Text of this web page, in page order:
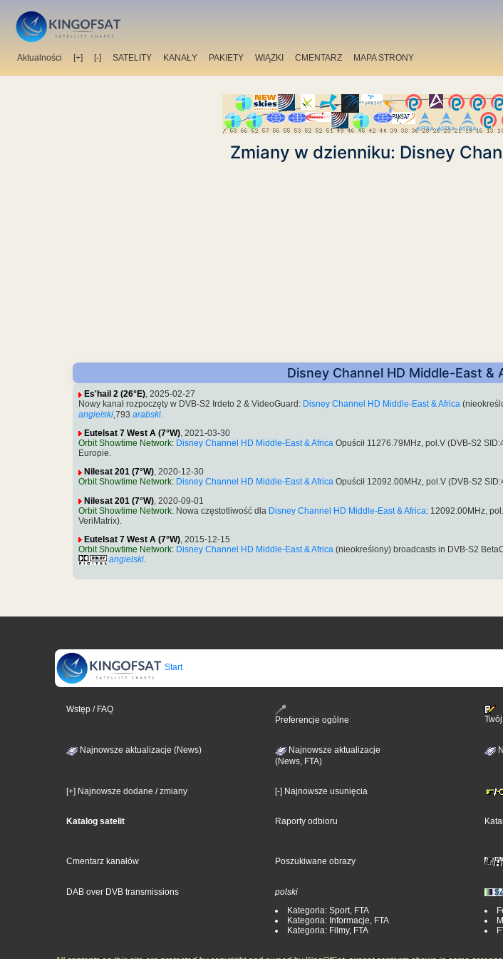
Aktualności [+] [-] SATELITY KANAŁY PAKIETY WIĄZKI CMENTARZ MAPA STRONY
Zmiany w dzienniku: Disney
Disney Channel HD Middle-East
Es'hail 2 (26°E), 2025-02-27
Nowy kanał rozpoczęty w DVB-S2 Irdeto 2 & VideoGuard: Disney Channel HD Middle-East & Africa
angielski ,793 arabski
Eutelsat 7 West A (7°W) , 2021-03-30
Orbit Showtime Network: Disney Channel HD Middle-East & Africa Opuścił 11276.79MHz, pol.V (DVB-S2
Europie.
Nilesat 201 (7°W), 2020-12-30
Orbit Showtime Network: Disney Channel HD Middle-East & Africa Opuścił 12092.00MHz, pol.V (DVB-S2
Nilesat 201 (7°W) , 2020-09-01
Orbit Showtime Network: Nowa częstotliwość dla Disney Channel HD Middle-East & Africa: 12092.00MHz,
VeriMatrix).
Eutelsat 7 West A (7°W), 2015-12-15
Orbit Showtime Network: Disney Channel HD Middle-East & Africa (nieokreślony) broadcasts in DVB-S2
angielski.
Start
Wstęp / FAQ
Preferencje ogólne
Najnowsze aktualizacje (News)
Najnowsze aktualizacje
(News, FTA)
[+] Najnowsze dodane / zmiany [-] Najnowsze usunięcia
Katalog satelit Raporty odbioru
Cmentarz kanałów Poszukiwane obrazy
DAB over DVB transmissions
polski
Kategoria: Sport, FTA
Kategoria: Informacje, FTA
Kategoria: Filmy, FTA